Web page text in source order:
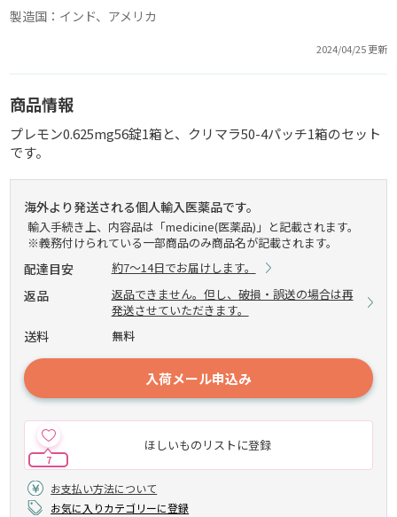
製造国：インド、アメリカ
2024/04/25 更新
商品情報
プレモン0.625mg56錠1箱と、クリマラ50-4パッチ1箱のセット
です。
海外より発送される個人輸入医薬品です。
輸入手続き上、内容品は「medicine(医薬品)」と記載されます。
※義務付けられている一部商品のみ商品名が記載されます。
配達目安 約7～14日でお届けします。
返品
返品できません。但し、破損・誤送の場合は再
発送させていただきます。
送料 無料
入荷メール申込み
ほしいものリストに登録
7
お支払い方法について
お気に入りカテゴリーに登録